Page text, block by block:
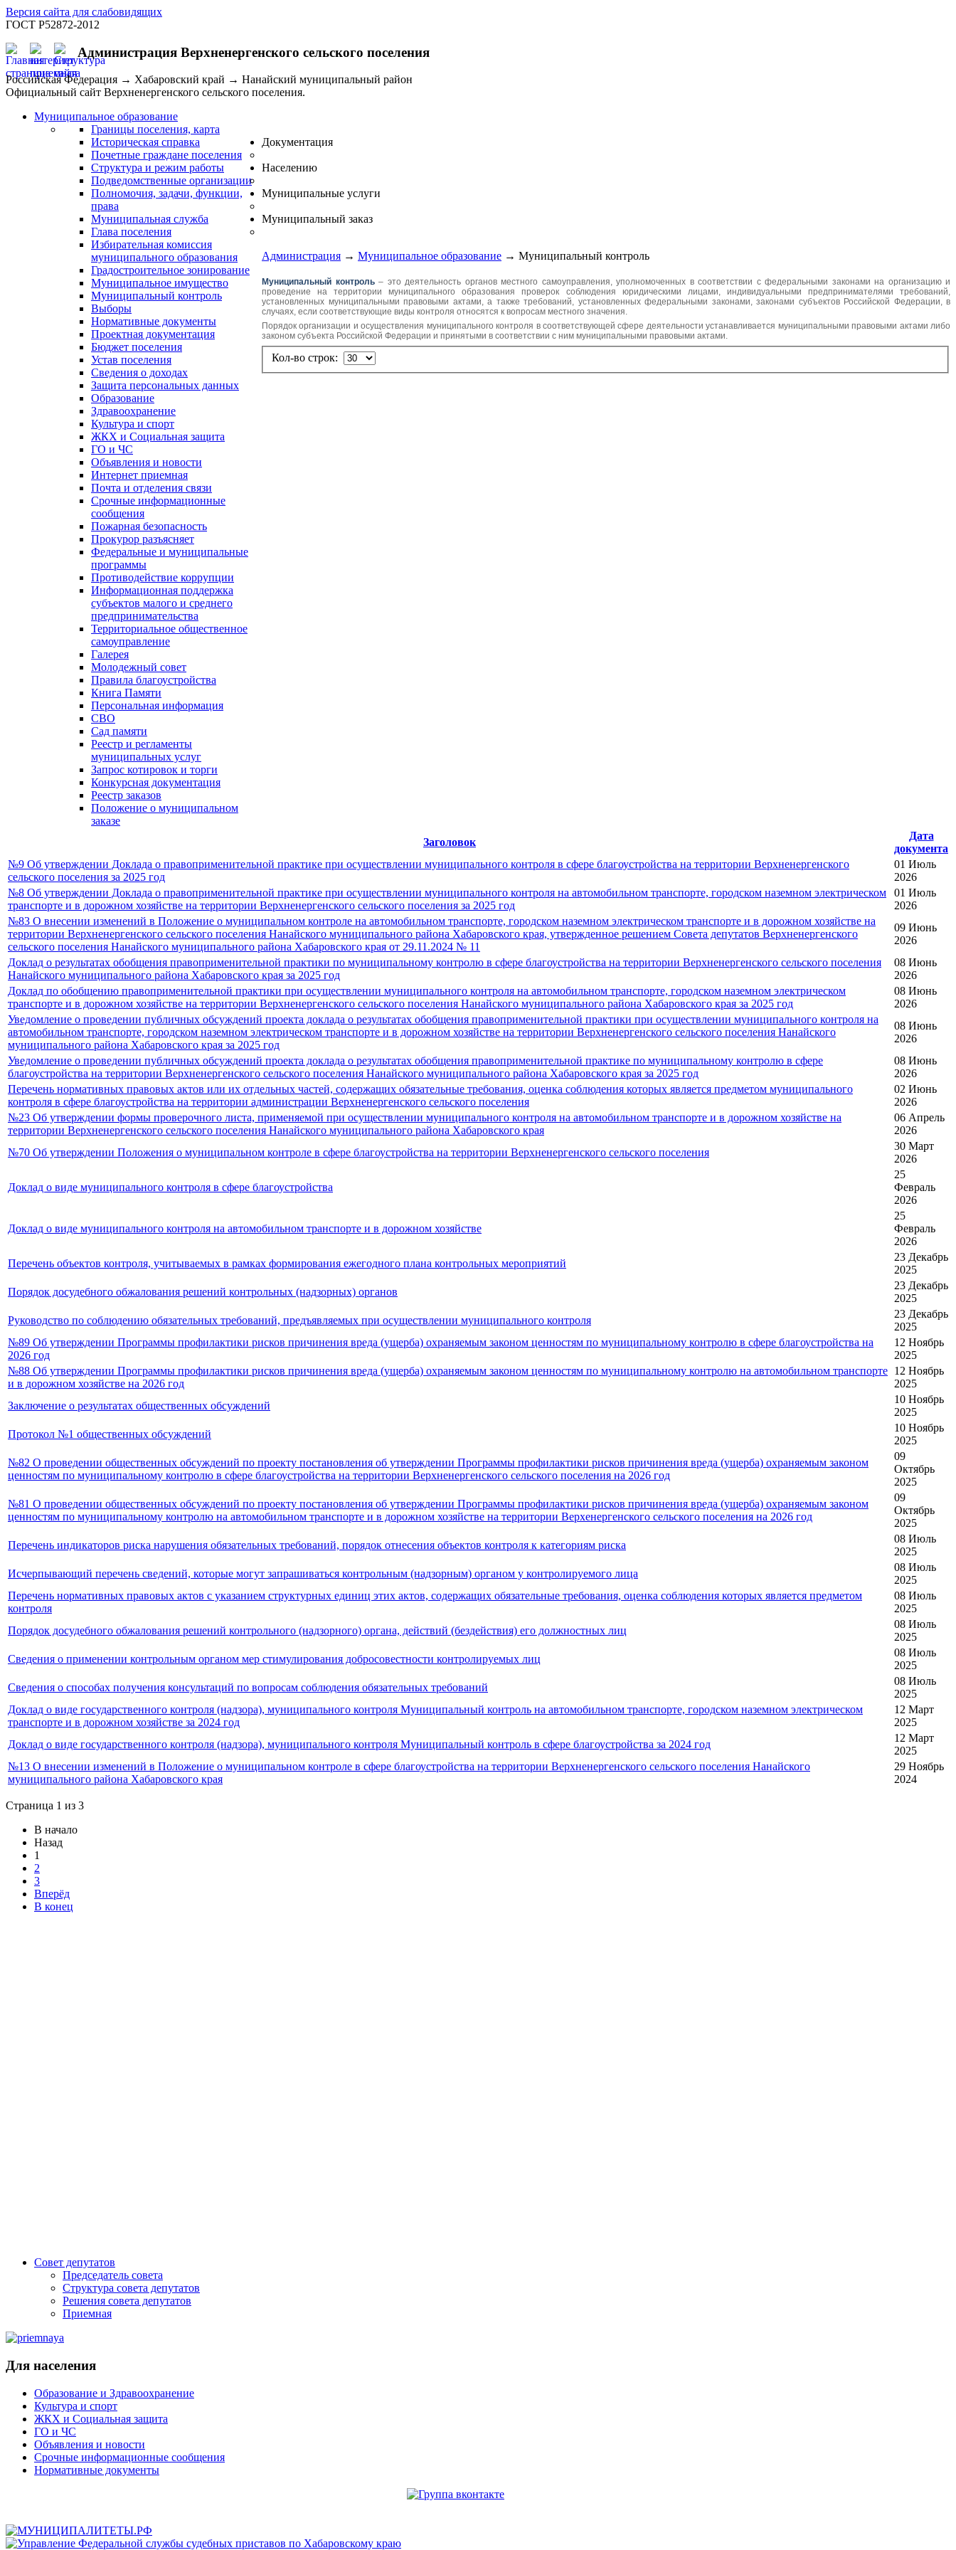
Версия сайта для слабовидящих
ГОСТ Р52872-2012
Администрация Верхненергенского сельского поселения
Российская Федерация → Хабаровский край → Нанайский муниципальный район
Официальный сайт Верхненергенского сельского поселения.
Муниципальное образование
Границы поселения, карта
Историческая справка
Почетные граждане поселения
Структура и режим работы
Подведомственные организации
Полномочия, задачи, функции,
права
Муниципальная служба
Глава поселения
Избирательная комиссия
муниципального образования
Градостроительное зонирование
Муниципальное имущество
Муниципальный контроль
Выборы
Документация
Нормативные документы
Проектная документация
Бюджет поселения
Устав поселения
Сведения о доходах
Защита персональных данных
Населению
Образование
Здравоохранение
Культура и спорт
ЖКХ и Социальная защита
ГО и ЧС
Объявления и новости
Интернет приемная
Почта и отделения связи
Срочные информационные
сообщения
Пожарная безопасность
Прокурор разъясняет
Федеральные и муниципальные
программы
Противодействие коррупции
Информационная поддержка
субъектов малого и среднего
предпринимательства
Территориальное общественное
самоуправление
Галерея
Молодежный совет
Правила благоустройства
Книга Памяти
Персональная информация
СВО
Сад памяти
Муниципальные услуги
Реестр и регламенты
муниципальных услуг
Муниципальный заказ
Запрос котировок и торги
Конкурсная документация
Реестр заказов
Положение о муниципальном
заказе
Администрация → Муниципальное образование → Муниципальный контроль
Муниципальный контроль– это деятельность органов местного самоуправления, уполномоченных в соответствии с федеральными законами на организацию и
проведение на территории муниципального образования проверок соблюдения юридическими лицами, индивидуальными предпринимателями требований,
установленных муниципальными правовыми актами, а также требований, установленных федеральными законами, законами субъектов Российской Федерации, в
случаях, если соответствующие виды контроля относятся к вопросам местного значения.
Порядок организации и осуществления муниципального контроля в соответствующей сфере деятельности устанавливается муниципальными правовыми актами либо
законом субъекта Российской Федерации и принятыми в соответствии с ним муниципальными правовыми актами.
Кол-во строк:
Заголовок
Дата
документа
№9 Об утверждении Доклада о правоприменительной практике при осуществлении муниципального контроля в сфере благоустройства на территории Верхненергенского
сельского поселения за 2025 год
01 Июль
2026
№8 Об утверждении Доклада о правоприменительной практике при осуществлении муниципального контроля на автомобильном транспорте, городском наземном электрическом
транспорте и в дорожном хозяйстве на территории Верхненергенского сельского поселения за 2025 год
01 Июль
2026
№83 О внесении изменений в Положение о муниципальном контроле на автомобильном транспорте, городском наземном электрическом транспорте и в дорожном хозяйстве на
территории Верхненергенского сельского поселения Нанайского муниципального района Хабаровского края, утвержденное решением Совета депутатов Верхненергенского
сельского поселения Нанайского муниципального района Хабаровского края от 29.11.2024 № 11
09 Июнь
2026
Доклад о результатах обобщения правоприменительной практики по муниципальному контролю в сфере благоустройства на территории Верхненергенского сельского поселения
Нанайского муниципального района Хабаровского края за 2025 год
08 Июнь
2026
Доклад по обобщению правоприменительной практики при осуществлении муниципального контроля на автомобильном транспорте, городском наземном электрическом
транспорте и в дорожном хозяйстве на территории Верхненергенского сельского поселения Нанайского муниципального района Хабаровского края за 2025 год
08 Июнь
2026
Уведомление о проведении публичных обсуждений проекта доклада о результатах обобщения правоприменительной практики при осуществлении муниципального контроля на
автомобильном транспорте, городском наземном электрическом транспорте и в дорожном хозяйстве на территории Верхненергенского сельского поселения Нанайского
муниципального района Хабаровского края за 2025 год
08 Июнь
2026
Уведомление о проведении публичных обсуждений проекта доклада о результатах обобщения правоприменительной практике по муниципальному контролю в сфере
благоустройства на территории Верхненергенского сельского поселения Нанайского муниципального района Хабаровского края за 2025 год
08 Июнь
2026
Перечень нормативных правовых актов или их отдельных частей, содержащих обязательные требования, оценка соблюдения которых является предметом муниципального
контроля в сфере благоустройства на территории администрации Верхненергенского сельского поселения
02 Июнь
2026
№23 Об утверждении формы проверочного листа, применяемой при осуществлении муниципального контроля на автомобильном транспорте и в дорожном хозяйстве на
территории Верхненергенского сельского поселения Нанайского муниципального района Хабаровского края
06 Апрель
2026
№70 Об утверждении Положения о муниципальном контроле в сфере благоустройства на территории Верхненергенского сельского поселения
30 Март
2026
Доклад о виде муниципального контроля в сфере благоустройства
25
Февраль
2026
Доклад о виде муниципального контроля на автомобильном транспорте и в дорожном хозяйстве
25
Февраль
2026
Перечень объектов контроля, учитываемых в рамках формирования ежегодного плана контрольных мероприятий
23 Декабрь
2025
Порядок досудебного обжалования решений контрольных (надзорных) органов
23 Декабрь
2025
Руководство по соблюдению обязательных требований, предъявляемых при осуществлении муниципального контроля
23 Декабрь
2025
№89 Об утверждении Программы профилактики рисков причинения вреда (ущерба) охраняемым законом ценностям по муниципальному контролю в сфере благоустройства на
2026 год
12 Ноябрь
2025
№88 Об утверждении Программы профилактики рисков причинения вреда (ущерба) охраняемым законом ценностям по муниципальному контролю на автомобильном транспорте
и в дорожном хозяйстве на 2026 год
12 Ноябрь
2025
Заключение о результатах общественных обсуждений
10 Ноябрь
2025
Протокол №1 общественных обсуждений
10 Ноябрь
2025
№82 О проведении общественных обсуждений по проекту постановления об утверждении Программы профилактики рисков причинения вреда (ущерба) охраняемым законом
ценностям по муниципальному контролю в сфере благоустройства на территории Верхненергенского сельского поселения на 2026 год
09
Октябрь
2025
№81 О проведении общественных обсуждений по проекту постановления об утверждении Программы профилактики рисков причинения вреда (ущерба) охраняемым законом
ценностям по муниципальному контролю на автомобильном транспорте и в дорожном хозяйстве на территории Верхенергенского сельского поселения на 2026 год
09
Октябрь
2025
Перечень индикаторов риска нарушения обязательных требований, порядок отнесения объектов контроля к категориям риска
08 Июль
2025
Исчерпывающий перечень сведений, которые могут запрашиваться контрольным (надзорным) органом у контролируемого лица
08 Июль
2025
Перечень нормативных правовых актов с указанием структурных единиц этих актов, содержащих обязательные требования, оценка соблюдения которых является предметом
контроля
08 Июль
2025
Порядок досудебного обжалования решений контрольного (надзорного) органа, действий (бездействия) его должностных лиц
08 Июль
2025
Сведения о применении контрольным органом мер стимулирования добросовестности контролируемых лиц
08 Июль
2025
Сведения о способах получения консультаций по вопросам соблюдения обязательных требований
08 Июль
2025
Доклад о виде государственного контроля (надзора), муниципального контроля Муниципальный контроль на автомобильном транспорте, городском наземном электрическом
транспорте и в дорожном хозяйстве за 2024 год
12 Март
2025
Доклад о виде государственного контроля (надзора), муниципального контроля Муниципальный контроль в сфере благоустройства за 2024 год
12 Март
2025
№13 О внесении изменений в Положение о муниципальном контроле в сфере благоустройства на территории Верхненергенского сельского поселения Нанайского
муниципального района Хабаровского края
29 Ноябрь
2024
Страница 1 из 3
В начало
Назад
1
2
3
Вперёд
В конец
Совет депутатов
Председатель совета
Структура совета депутатов
Решения совета депутатов
Приемная
Для населения
Образование и Здравоохранение
Культура и спорт
ЖКХ и Социальная защита
ГО и ЧС
Объявления и новости
Срочные информационные сообщения
Нормативные документы